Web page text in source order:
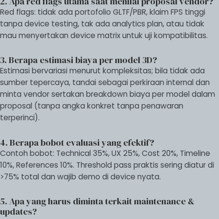
Red flags: tidak ada portofolio GLTF/PBR, klaim FPS tinggi
tanpa device testing, tak ada analytics plan, atau tidak
mau menyertakan device matrix untuk uji kompatibilitas.
3. Berapa estimasi biaya per model 3D?
Estimasi bervariasi menurut kompleksitas; bila tidak ada
sumber tepercaya, tandai sebagai perkiraan internal dan
minta vendor sertakan breakdown biaya per model dalam
proposal (tanpa angka konkret tanpa penawaran
terperinci).
4. Berapa bobot evaluasi yang efektif?
Contoh bobot: Technical 35%, UX 25%, Cost 20%, Timeline
10%, References 10%. Threshold pass praktis sering diatur di
>75% total dan wajib demo di device nyata.
5. Apa yang harus diminta terkait maintenance &
updates?